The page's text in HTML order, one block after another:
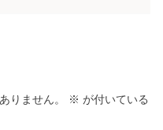
りません。 ※ が付いている